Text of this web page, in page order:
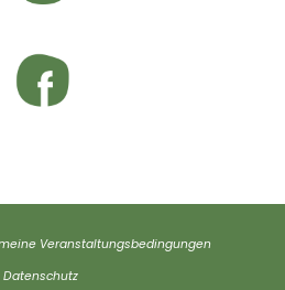
Veranstaltungsbedingungen
Datenschutz